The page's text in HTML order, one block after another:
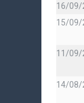
16/09/
15/09/
11/09/
14/08/